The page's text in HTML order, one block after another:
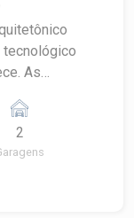
tecnológico
As
o Sodero,
Franzolin.
ou 3
2